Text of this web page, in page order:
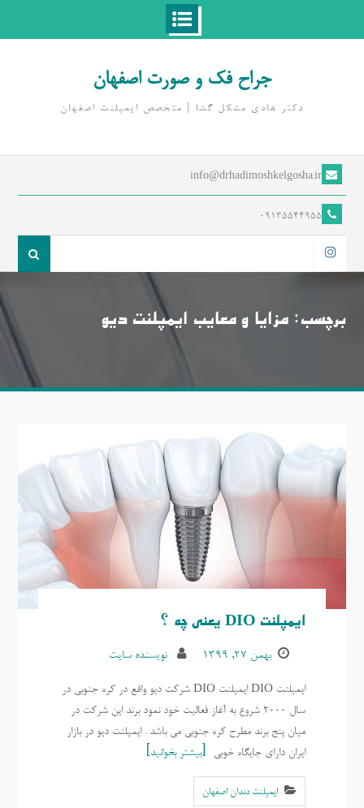
جراح فک و صورت اصفهان
دکتر هادی مشکل گشا | متخصص ايمپلنت اصفهان
info@drhadimoshkelgosha.ir
09135544955
برچسب: مزایا و معایب ایمپلنت دیو
ایمپلنت DIO یعنی چه ؟
بهمن ۲۷, ۱۳۹۹ نویسنده سایت
ایمپلنت DIO ایمپلنت DIO شرکت دیو واقع در کره جنوبی در
سال 2000 شروع به آغاز فعالیت خود نمود برند این شرکت در
میان پنج برند مطرح کره جنوبی می باشد . ایمپلنت دیو در بازار
ایران دارای جایگاه خوبی
بیشتر بخوانید
ایمپلنت دندان اصفهان